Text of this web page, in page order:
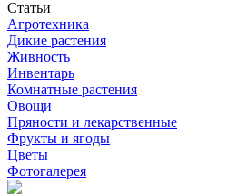
Статьи
Агротехника
Дикие растения
Живность
Инвентарь
Комнатные растения
Овощи
Пряности и лекарственные
Фрукты и ягоды
Цветы
Фотогалерея